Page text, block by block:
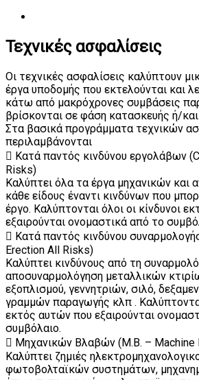
Τεχνικές ασφαλίσεις
Οι τεχνικές ασφαλίσεις καλύπτουν
έργα υποδομής που εκτελούνται και
κάτω από μακρόχρονες συμβάσεις
βρίσκονται σε φάση κατασκευής ή/και
Στα βασικά προγράμματα τεχνικών
περιλαμβάνονται
 Κατά παντός κινδύνου εργολάβων
Risks)
Καλύπτει όλα τα έργα μηχανικών και
κάθε είδους έναντι κινδύνων που
έργο. Καλύπτονται όλοι οι κίνδυνοι
εξαιρούνται ονομαστικά από το
 Κατά παντός κινδύνου
Erection All Risks)
Καλύπτει κινδύνους από τη
αποσυναρμολόγηση μεταλλικών
εξοπλισμού, γεννητριών, σιλό,
γραμμών παραγωγής κλπ .
εκτός αυτών που εξαιρούνται
συμβόλαιο.
 Μηχανικών Βλαβών (Μ.Β. – Machine
Καλύπτει ζημιές
φωτοβολταϊκών συστημάτων,